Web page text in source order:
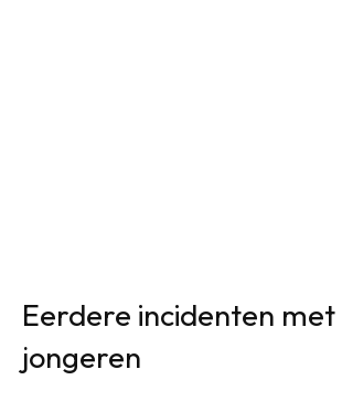
Eerdere incidenten met
jongeren